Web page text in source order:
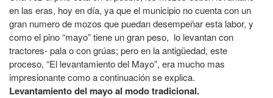
en las eras, hoy en día, ya que el municipio no cuenta con un
gran numero de mozos que puedan desempeñar esta labor, y
como el pino “mayo” tiene un gran peso, lo levantan con
tractores- pala o con grúas; pero en la antigüedad, este
proceso, “El levantamiento del Mayo”, era mucho mas
impresionante como a continuación se explica.
Levantamiento del mayo al modo tradicional.